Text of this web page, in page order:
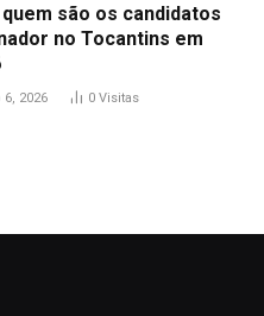
são os candidatos
no Tocantins em
2026 0 Visitas